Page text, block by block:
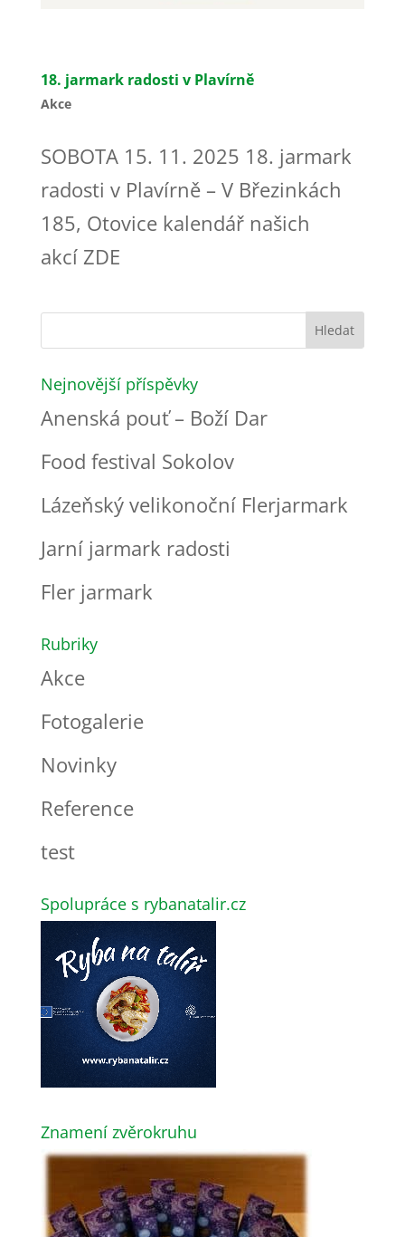
18. jarmark radosti v Plavírně
Akce
SOBOTA 15. 11. 2025 18. jarmark
radosti v Plavírně – V Březinkách
185, Otovice kalendář našich
akcí ZDE
Nejnovější příspěvky
Anenská pouť – Boží Dar
Food festival Sokolov
Lázeňský velikonoční Flerjarmark
Jarní jarmark radosti
Fler jarmark
Rubriky
Akce
Fotogalerie
Novinky
Reference
test
Spolupráce s rybanatalir.cz
Znamení zvěrokruhu